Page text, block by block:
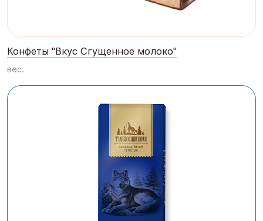
Конфеты "Вкус Сгущенное молоко"
вес.